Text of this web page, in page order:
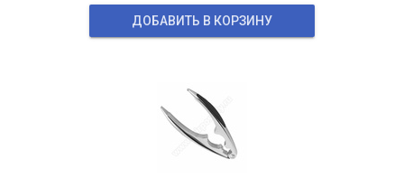
ДОБАВИТЬ В КОРЗИНУ